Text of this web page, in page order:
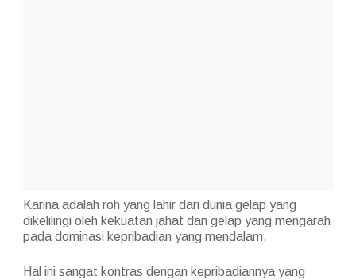
Karina adalah roh yang lahir dari dunia gelap yang
dikelilingi oleh kekuatan jahat dan gelap yang mengarah
pada dominasi kepribadian yang mendalam.
Hal ini sangat kontras dengan kepribadiannya yang